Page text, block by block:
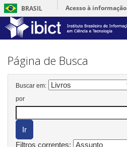
BRASIL
Acesso à informação
Skip
Página de Busca
Buscar em:
por
Filtros correntes: